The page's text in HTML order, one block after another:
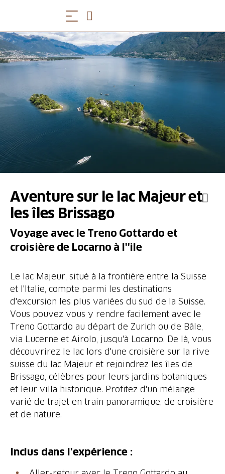
Aventure sur le lac Majeur et
les îles Brissago
Voyage avec le Treno Gottardo et
croisière de Locarno à l''ile
Le lac Majeur, situé à la frontière entre la Suisse
et l'Italie, compte parmi les destinations
d'excursion les plus variées du sud de la Suisse.
Vous pouvez vous y rendre facilement avec le
Treno Gottardo au départ de Zurich ou de Bâle,
via Lucerne et Airolo, jusqu'à Locarno. De là, vous
découvrirez le lac lors d'une croisière sur la rive
suisse du lac Majeur et rejoindrez les îles de
Brissago, célèbres pour leurs jardins botaniques
et leur villa historique. Profitez d'un mélange
varié de trajet en train panoramique, de croisière
et de nature.
Inclus dans l'expérience :